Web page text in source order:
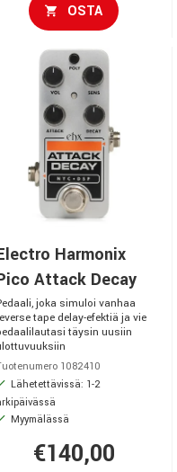
OSTA
Harmonix
Attack Decay
joka simuloi vanhaa
tape delay-efektiä ja vie
täysin uusiin
1082410
Lähetettävissä: 1-2
Myymälässä
€140,00